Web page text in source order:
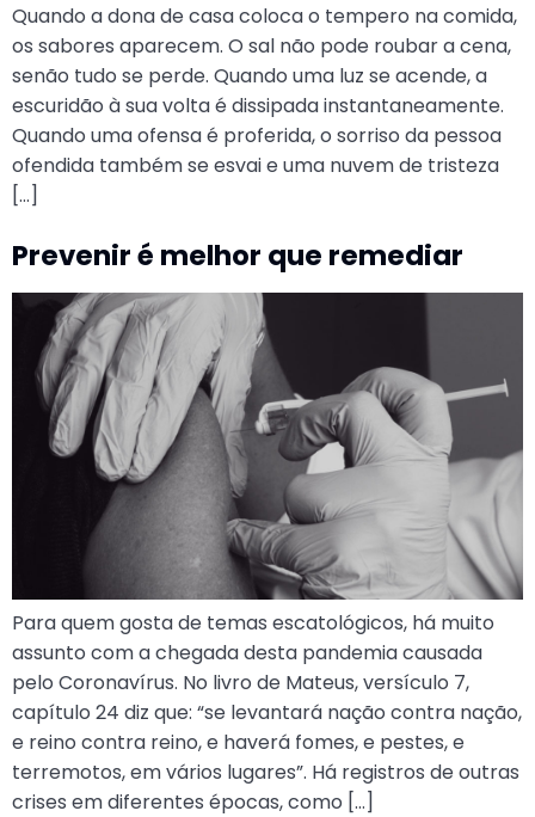
Quando a dona de casa coloca o tempero na comida,
os sabores aparecem. O sal não pode roubar a cena,
senão tudo se perde. Quando uma luz se acende, a
escuridão à sua volta é dissipada instantaneamente.
Quando uma ofensa é proferida, o sorriso da pessoa
ofendida também se esvai e uma nuvem de tristeza
[…]
Prevenir é melhor que remediar
Para quem gosta de temas escatológicos, há muito
assunto com a chegada desta pandemia causada
pelo Coronavírus. No livro de Mateus, versículo 7,
capítulo 24 diz que: “se levantará nação contra nação,
e reino contra reino, e haverá fomes, e pestes, e
terremotos, em vários lugares”. Há registros de outras
crises em diferentes épocas, como […]